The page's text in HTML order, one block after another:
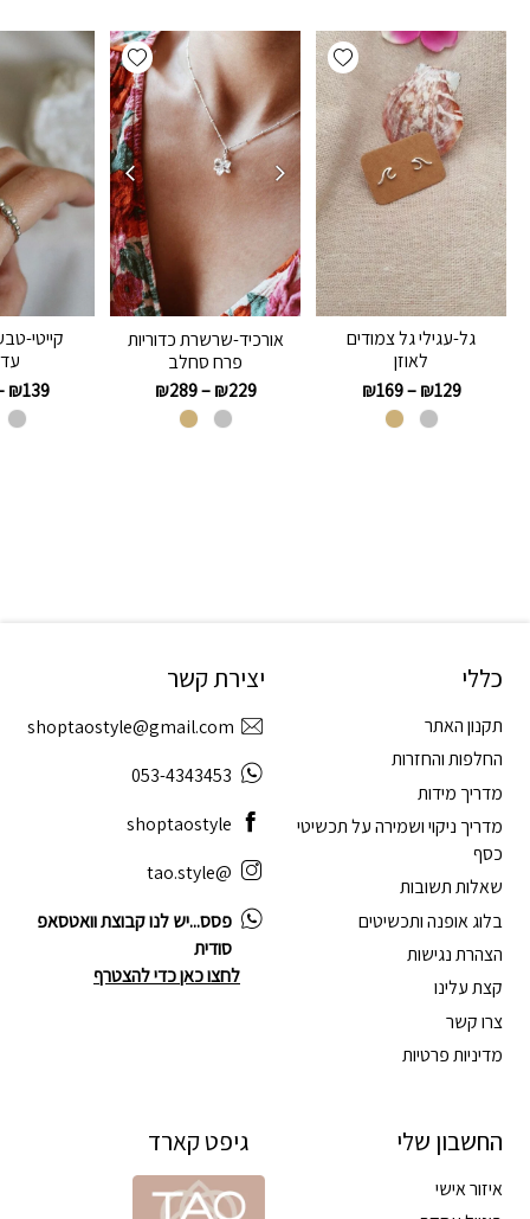
Add wishlist
גל-עגילי גל צמודים
לאוזן
₪129
–
₪169
Add wishlist
אורכיד-שרשרת כדוריות
פרח סחלב
₪229
–
₪289
קייטי-
₪139
כללי
תקנון האתר
החלפות והחזרות
מדריך מידות
מדריך ניקוי ושמירה על תכשיטי
כסף
שאלות תשובות
בלוג אופנה ותכשיטים
הצהרת נגישות
קצת עלינו
צרו קשר
מדיניות פרטיות
החשבון שלי
איזור אישי
יצירת קשר
shoptaostyle@gmail.com
053-4343453
shoptaostyle
@tao.style
פסס...יש לנו קבוצת וואטסאפ
סודית
לחצו כאן כדי להצטרף
גיפט קארד